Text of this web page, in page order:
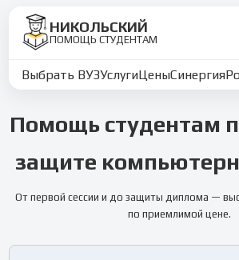
НИКОЛЬСКИЙ
ПОМОЩЬ СТУДЕНТАМ
Выбрать ВУЗУслугиЦеныСинергия
Помощь студентам
защите
От первой сессии и до защиты диплома —
по приемлимой цене.